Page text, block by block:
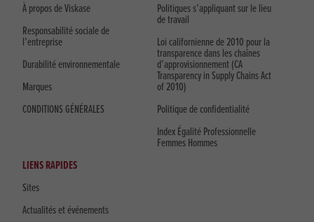
À propos de Viskase
Responsabilité sociale de
l’entreprise
Durabilité environnementale
Marques
CONDITIONS GÉNÉRALES
Politiques s’appliquant sur le lieu
de travail
Loi californienne de 2010 pour la
transparence dans les chaînes
d’approvisionnement (CA
Transparency in Supply Chains Act
of 2010)
Politique de confidentialité
Index Égalité Professionnelle
Femmes Hommes
LIENS RAPIDES
Sites
Actualités et événements